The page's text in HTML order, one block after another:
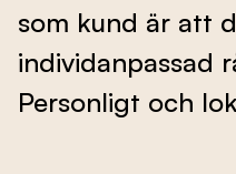
Om oss
som kund är att
individanpassad
Personligt och